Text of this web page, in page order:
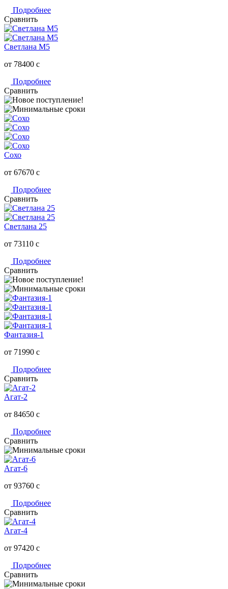
Подробнее
Сравнить
Светлана M5
от 78400 c
Подробнее
Сравнить
Сохо
от 67670 c
Подробнее
Сравнить
Светлана 25
от 73110 c
Подробнее
Сравнить
Фантазия-1
от 71990 c
Подробнее
Сравнить
Агат-2
от 84650 c
Подробнее
Сравнить
Агат-6
от 93760 c
Подробнее
Сравнить
Агат-4
от 97420 c
Подробнее
Сравнить